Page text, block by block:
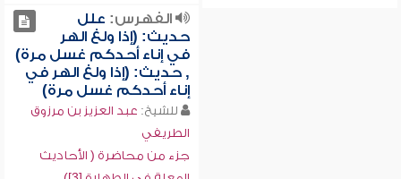
الفهرس: علل
حديث: (إذا ولغ الهر
في إناء أحدكم غسل مرة)
, حديث: (إذا ولغ الهر في
إناء أحدكم غسل مرة)
للشيخ: عبد العزيز بن مرزوق
الطريفي
جزء من محاضرة ( الأحاديث